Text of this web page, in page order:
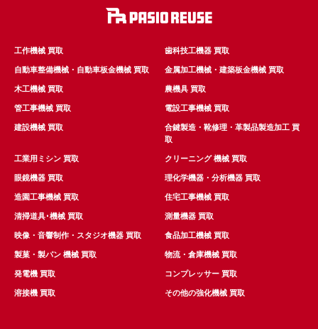
工作機械 買取 歯科技工機器 買取
自動車整備機械・自動車板金機械 買取 金属加工機械・建築板金機械 買取
木工機械 買取 農機具 買取
管工事機械 買取 電設工事機械 買取
建設機械 買取
合鍵製造・靴修理・革製品製造加工 買
取
工業用ミシン 買取 クリーニング 機械 買取
眼鏡機器 買取 理化学機器・分析機器 買取
造園工事機械 買取 住宅工事機械 買取
清掃道具･機械 買取 測量機器 買取
映像・音響制作・スタジオ機器 買取 食品加工機械 買取
製菓・製パン 機械 買取 物流・倉庫機械 買取
発電機 買取 コンプレッサー 買取
溶接機 買取 その他の強化機械 買取